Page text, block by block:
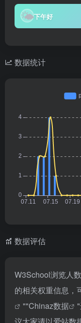
🌤下午好
数据统计
数据评估
W3School浏览人
的相关权重信息，
""Chinaz数据